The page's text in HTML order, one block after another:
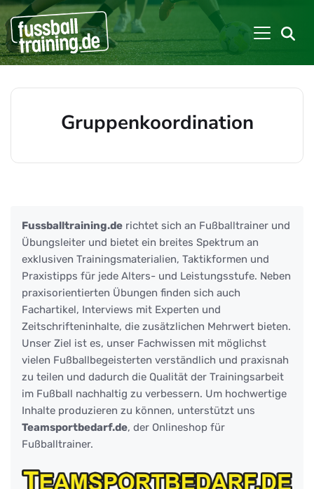
Gruppenkoordination
Fussballtraining.de richtet sich an Fußballtrainer und
Übungsleiter und bietet ein breites Spektrum an
exklusiven Trainingsmaterialien, Taktikformen und
Praxistipps für jede Alters- und Leistungsstufe. Neben
praxisorientierten Übungen finden sich auch
Fachartikel, Interviews mit Experten und
Zeitschrifteninhalte, die zusätzlichen Mehrwert bieten.
Unser Ziel ist es, unser Fachwissen mit möglichst
vielen Fußballbegeisterten verständlich und praxisnah
zu teilen und dadurch die Qualität der Trainingsarbeit
im Fußball nachhaltig zu verbessern. Um hochwertige
Inhalte produzieren zu können, unterstützt uns
Teamsportbedarf.de, der Onlineshop für
Fußballtrainer.